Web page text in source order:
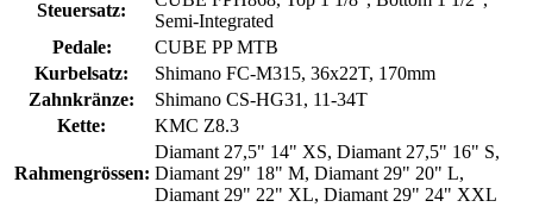
Steuersatz:
Semi-Integrated
Pedale:
CUBE PP MTB
Kurbelsatz:
Shimano FC-M315, 36x22T, 170mm
Zahnkränze:
Shimano CS-HG31, 11-34T
Kette:
KMC Z8.3
Rahmengrössen:
Diamant 27,5" 14" XS, Diamant 27,5" 16" S,
Diamant 29" 18" M, Diamant 29" 20" L,
Diamant 29" 22" XL, Diamant 29" 24" XXL